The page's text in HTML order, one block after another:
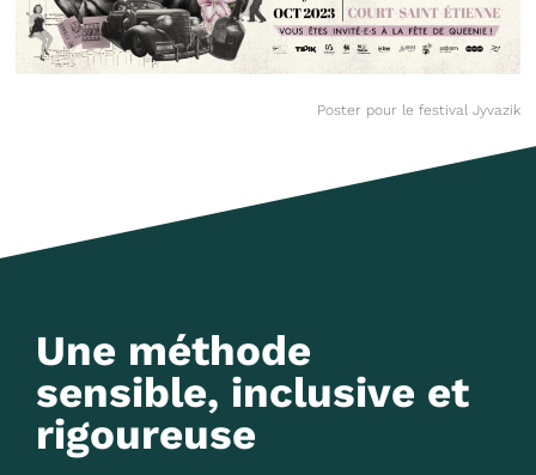
Poster pour le festival Jyvazik
Une méthode
sensible, inclusive et
rigoureuse